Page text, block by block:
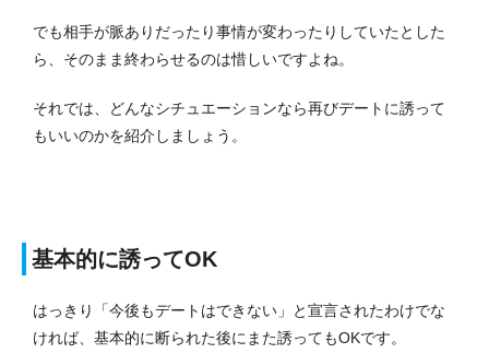
でも相手が脈ありだったり事情が変わったりしていたとした
ら、そのまま終わらせるのは惜しいですよね。
それでは、どんなシチュエーションなら再びデートに誘って
もいいのかを紹介しましょう。
基本的に誘ってOK
はっきり「今後もデートはできない」と宣言されたわけでな
ければ、基本的に断られた後にまた誘ってもOKです。